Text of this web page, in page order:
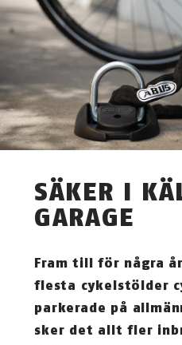
SÄKER I
GARAGE
Fram till för några
flesta cykelstölder
parkerade på
sker det allt fler